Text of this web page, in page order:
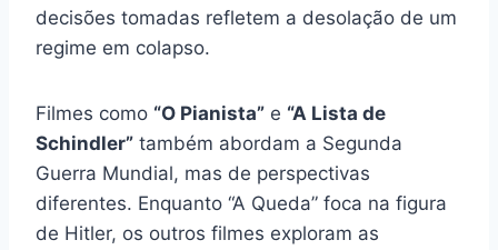
decisões tomadas refletem a desolação de um
regime em colapso.
Filmes como “O Pianista” e “A Lista de
Schindler” também abordam a Segunda
Guerra Mundial, mas de perspectivas
diferentes. Enquanto “A Queda” foca na figura
de Hitler, os outros filmes exploram as